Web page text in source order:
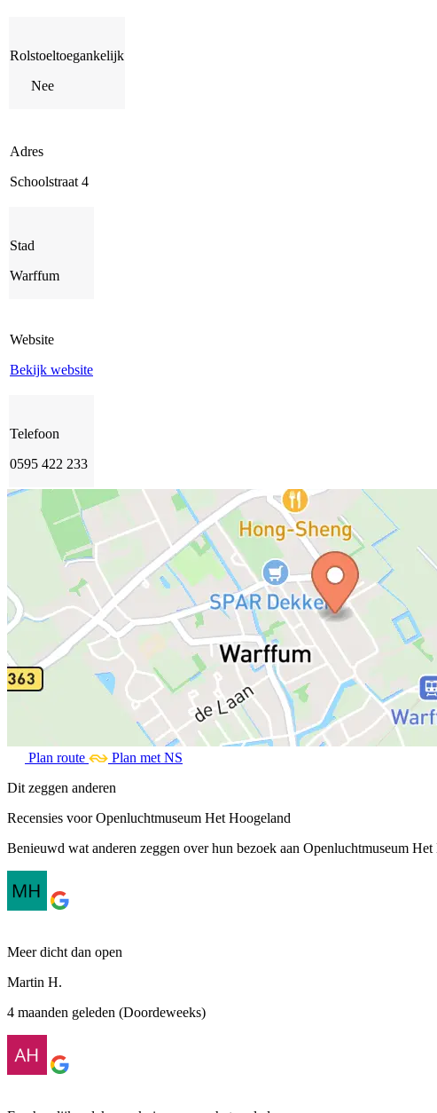
Rolstoeltoegankelijk
Nee
Adres
Schoolstraat 4
Stad
Warffum
Website
Bekijk website
Telefoon
0595 422 233
Plan route
Plan met NS
Dit zeggen anderen
Recensies voor Openluchtmuseum Het Hoogeland
Benieuwd wat anderen zeggen over hun bezoek aan Openluchtmuseum
Meer dicht dan open
Martin H.
4 maanden geleden (Doordeweeks)